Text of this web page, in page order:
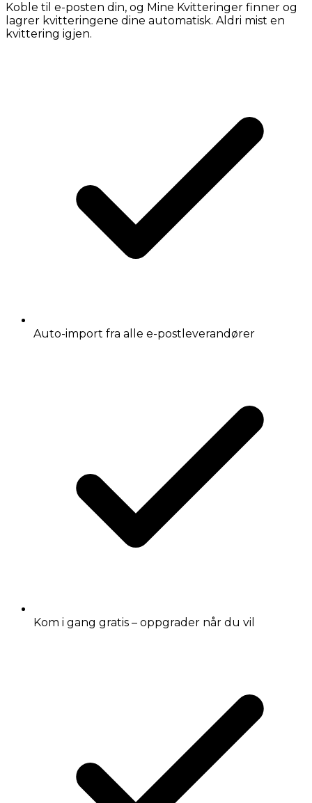
Koble til e-posten din, og Mine Kvitteringer finner og
lagrer kvitteringene dine automatisk. Aldri mist en
kvittering igjen.
Auto-import fra alle e-postleverandører
Kom i gang gratis – oppgrader når du vil